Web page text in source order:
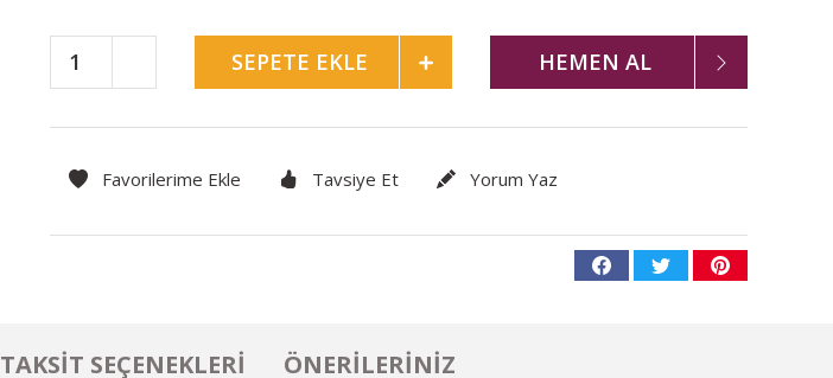
SEPETE EKLE HEMEN AL
Tavsiye Et Yorum Yaz
TAKSIT SEÇENEKLERI ÖNERILERINIZ